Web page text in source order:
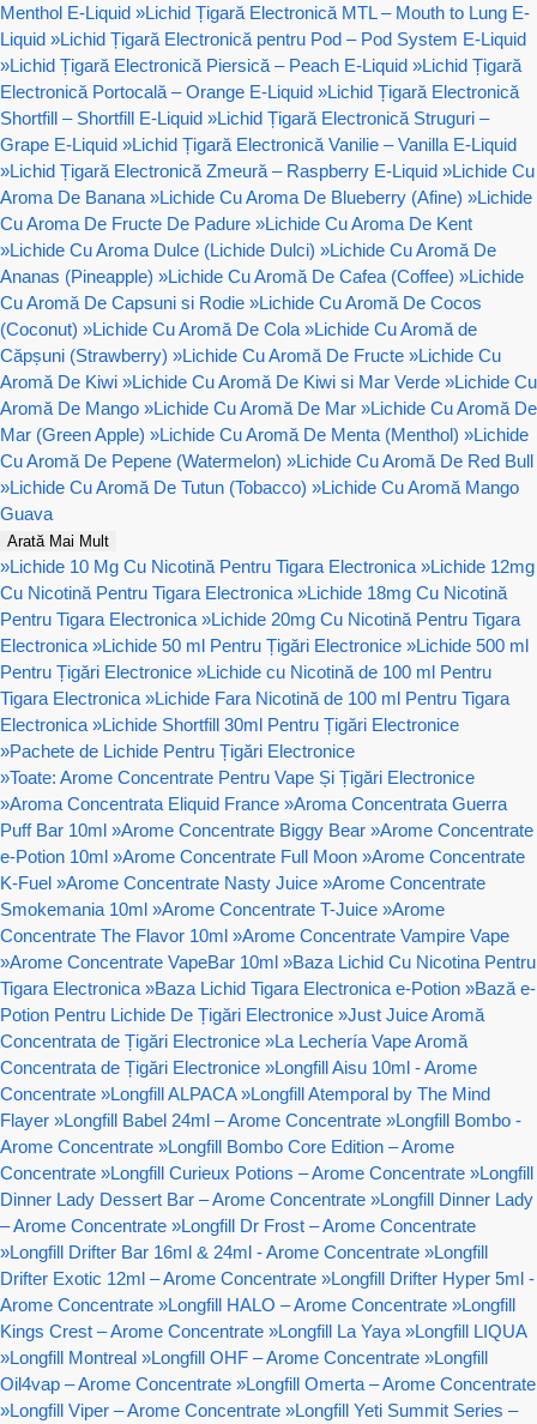
Menthol E-Liquid »Lichid Țigară Electronică MTL – Mouth to Lung E-
Liquid »Lichid Țigară Electronică pentru Pod – Pod System E-Liquid
»Lichid Țigară Electronică Piersică – Peach E-Liquid »Lichid Țigară
Electronică Portocală – Orange E-Liquid »Lichid Țigară Electronică
Shortfill – Shortfill E-Liquid »Lichid Țigară Electronică Struguri –
Grape E-Liquid »Lichid Țigară Electronică Vanilie – Vanilla E-Liquid
»Lichid Țigară Electronică Zmeură – Raspberry E-Liquid »Lichide Cu
Aroma De Banana »Lichide Cu Aroma De Blueberry (Afine) »Lichide
Cu Aroma De Fructe De Padure »Lichide Cu Aroma De Kent
»Lichide Cu Aroma Dulce (Lichide Dulci) »Lichide Cu Aromă De
Ananas (Pineapple) »Lichide Cu Aromă De Cafea (Coffee) »Lichide
Cu Aromă De Capsuni si Rodie »Lichide Cu Aromă De Cocos
(Coconut) »Lichide Cu Aromă De Cola »Lichide Cu Aromă de
Căpșuni (Strawberry) »Lichide Cu Aromă De Fructe »Lichide Cu
Aromă De Kiwi »Lichide Cu Aromă De Kiwi si Mar Verde »Lichide Cu
Aromă De Mango »Lichide Cu Aromă De Mar »Lichide Cu Aromă De
Mar (Green Apple) »Lichide Cu Aromă De Menta (Menthol) »Lichide
Cu Aromă De Pepene (Watermelon) »Lichide Cu Aromă De Red Bull
»Lichide Cu Aromă De Tutun (Tobacco) »Lichide Cu Aromă Mango
Guava
Arată Mai Mult
»Lichide 10 Mg Cu Nicotină Pentru Tigara Electronica »Lichide 12mg
Cu Nicotină Pentru Tigara Electronica »Lichide 18mg Cu Nicotină
Pentru Tigara Electronica »Lichide 20mg Cu Nicotină Pentru Tigara
Electronica »Lichide 50 ml Pentru Țigări Electronice »Lichide 500 ml
Pentru Țigări Electronice »Lichide cu Nicotină de 100 ml Pentru
Tigara Electronica »Lichide Fara Nicotină de 100 ml Pentru Tigara
Electronica »Lichide Shortfill 30ml Pentru Țigări Electronice
»Pachete de Lichide Pentru Țigări Electronice
»Toate: Arome Concentrate Pentru Vape Și Țigări Electronice
»Aroma Concentrata Eliquid France »Aroma Concentrata Guerra
Puff Bar 10ml »Arome Concentrate Biggy Bear »Arome Concentrate
e-Potion 10ml »Arome Concentrate Full Moon »Arome Concentrate
K-Fuel »Arome Concentrate Nasty Juice »Arome Concentrate
Smokemania 10ml »Arome Concentrate T-Juice »Arome
Concentrate The Flavor 10ml »Arome Concentrate Vampire Vape
»Arome Concentrate VapeBar 10ml »Baza Lichid Cu Nicotina Pentru
Tigara Electronica »Baza Lichid Tigara Electronica e-Potion »Bază e-
Potion Pentru Lichide De Țigări Electronice »Just Juice Aromă
Concentrata de Țigări Electronice »La Lechería Vape Aromă
Concentrata de Țigări Electronice »Longfill Aisu 10ml - Arome
Concentrate »Longfill ALPACA »Longfill Atemporal by The Mind
Flayer »Longfill Babel 24ml – Arome Concentrate »Longfill Bombo -
Arome Concentrate »Longfill Bombo Core Edition – Arome
Concentrate »Longfill Curieux Potions – Arome Concentrate »Longfill
Dinner Lady Dessert Bar – Arome Concentrate »Longfill Dinner Lady
– Arome Concentrate »Longfill Dr Frost – Arome Concentrate
»Longfill Drifter Bar 16ml & 24ml - Arome Concentrate »Longfill
Drifter Exotic 12ml – Arome Concentrate »Longfill Drifter Hyper 5ml -
Arome Concentrate »Longfill HALO – Arome Concentrate »Longfill
Kings Crest – Arome Concentrate »Longfill La Yaya »Longfill LIQUA
»Longfill Montreal »Longfill OHF – Arome Concentrate »Longfill
Oil4vap – Arome Concentrate »Longfill Omerta – Arome Concentrate
»Longfill Viper – Arome Concentrate »Longfill Yeti Summit Series –